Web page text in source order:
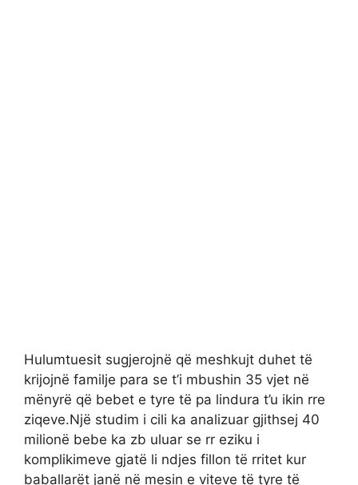
Hulumtuesit sugjerojnë që meshkujt duhet të
krijojnë familje para se t’i mbushin 35 vjet në
mënyrë që bebet e tyre të pa lindura t’u ikin rre
ziqeve.Një studim i cili ka analizuar gjithsej 40
milionë bebe ka zb uluar se rr eziku i
komplikimeve gjatë li ndjes fillon të rritet kur
baballarët janë në mesin e viteve të tyre të